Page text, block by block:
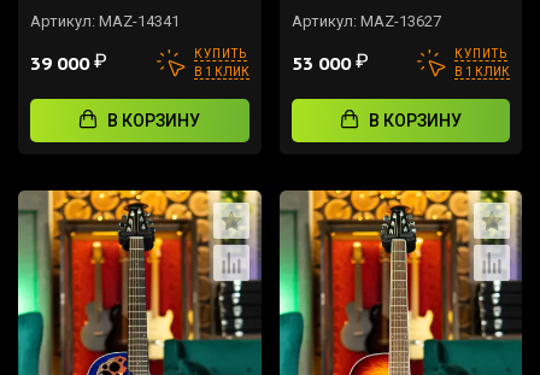
Артикул: MAZ-14341
39 000₽
КУПИТЬ
В 1 КЛИК
В КОРЗИНУ
Артикул: MAZ-13627
53 000₽
КУПИТЬ
В 1 КЛИК
В КОРЗИНУ